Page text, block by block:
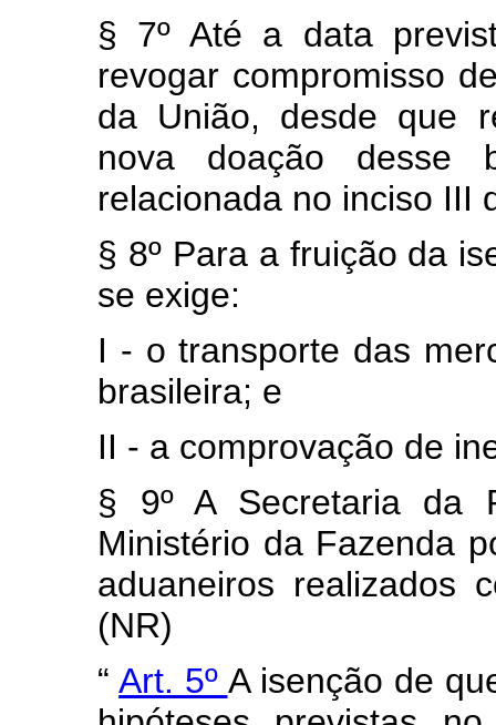
§ 7º Até a data
revogar compromisso
da União, desde que
nova doação desse
relacionada no inciso III
§ 8º Para a fruição da
se exige:
I - o transporte das
brasileira; e
II - a comprovação de
§ 9º A Secretaria da
Ministério da Fazenda
aduaneiros realizados
(NR)
“Art. 5º A isenção de